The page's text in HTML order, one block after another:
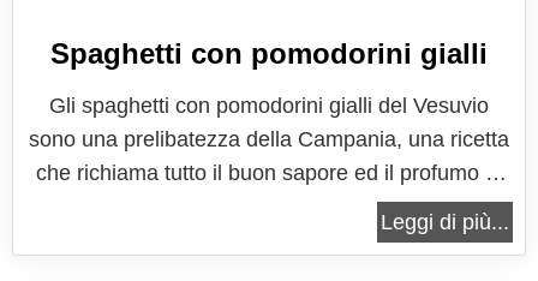
Spaghetti con pomodorini gialli
Gli spaghetti con pomodorini gialli del Vesuvio
sono una prelibatezza della Campania, una ricetta
che richiama tutto il buon sapore ed il profumo di
una terra ricca di sapori e di storia, che ha tanto da
raccontare. I pomodorini gialli sono un prodotto
Leggi di più...